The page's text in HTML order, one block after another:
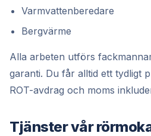
Varmvattenberedare
Bergvärme
Alla arbeten utförs
garanti. Du får alltid ett tydligt
ROT-avdrag och moms
Tjänster vår